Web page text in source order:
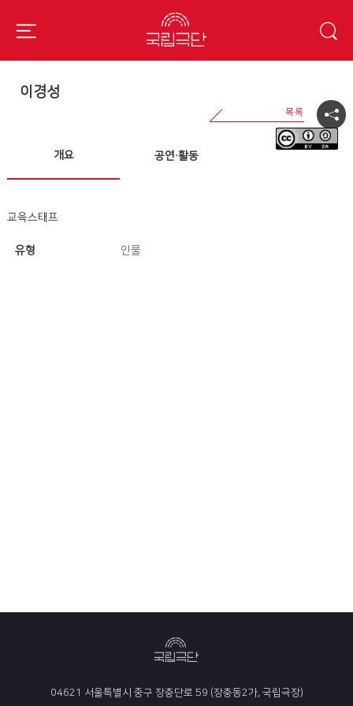
이경성
개요 공연·활동
교육스태프
유형 인물
04621 서울특별시 중구 장충단로 59 (장충동2가, 국립극장)